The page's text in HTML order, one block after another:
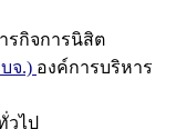
รกิจการนิสิต
จ.) องค์การบริหาร
วไป